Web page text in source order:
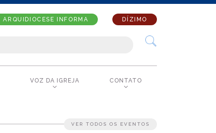
DÍZIMO
ARQUIDIOCESE INFORMA
VOZ DA IGREJA CONTATO
VER TODOS OS EVENTOS